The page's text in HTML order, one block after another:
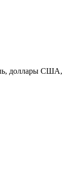
доллары США,